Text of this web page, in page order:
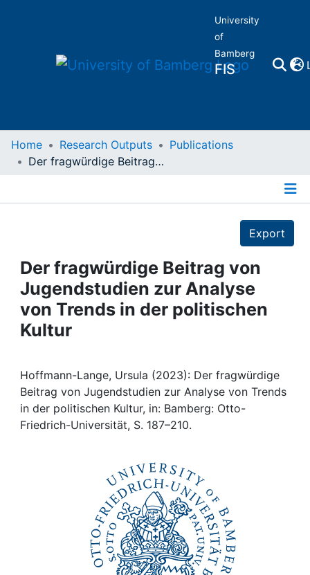
University
of
Bamberg
FIS
Home
Projects
People
Institutions
Awards
My FIS
Home Research Outputs
Publications
Der fragwürdige Beitrag von Jugendstudien zur Analyse von Trends in der politischen Kultur
Export
Der fragwürdige Beitrag von
Jugendstudien zur Analyse
von Trends in der politischen
Kultur
Hoffmann-Lange, Ursula (2023): Der fragwürdige
Beitrag von Jugendstudien zur Analyse von Trends
in der politischen Kultur, in: Bamberg: Otto-
Friedrich-Universität, S. 187–210.